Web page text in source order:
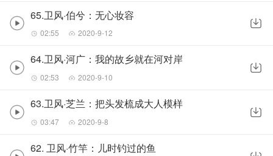
65.卫风·伯兮：无心妆容
02:55 2020-9-12
64.卫风·河广：我的故乡就在河对岸
02:53 2020-9-10
63.卫风·芝兰：把头发梳成大人模样
03:47 2020-9-8
62. 卫风·竹竿：儿时钓过的鱼